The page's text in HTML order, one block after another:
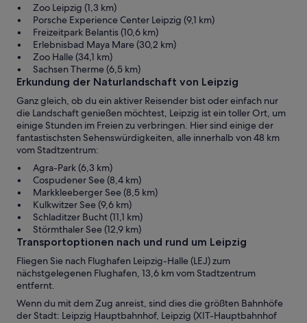
Zoo Leipzig (1,3 km)
Porsche Experience Center Leipzig (9,1 km)
Freizeitpark Belantis (10,6 km)
Erlebnisbad Maya Mare (30,2 km)
Zoo Halle (34,1 km)
Sachsen Therme (6,5 km)
Erkundung der Naturlandschaft von Leipzig
Ganz gleich, ob du ein aktiver Reisender bist oder einfach nur
die Landschaft genießen möchtest, Leipzig ist ein toller Ort, um
einige Stunden im Freien zu verbringen. Hier sind einige der
fantastischsten Sehenswürdigkeiten, alle innerhalb von 48 km
vom Stadtzentrum:
Agra-Park (6,3 km)
Cospudener See (8,4 km)
Markkleeberger See (8,5 km)
Kulkwitzer See (9,6 km)
Schladitzer Bucht (11,1 km)
Störmthaler See (12,9 km)
Transportoptionen nach und rund um Leipzig
Fliegen Sie nach Flughafen Leipzig-Halle (LEJ) zum
nächstgelegenen Flughafen, 13,6 km vom Stadtzentrum
entfernt.
Wenn du mit dem Zug anreist, sind dies die größten Bahnhöfe
der Stadt: Leipzig Hauptbahnhof, Leipzig (XIT-Hauptbahnhof